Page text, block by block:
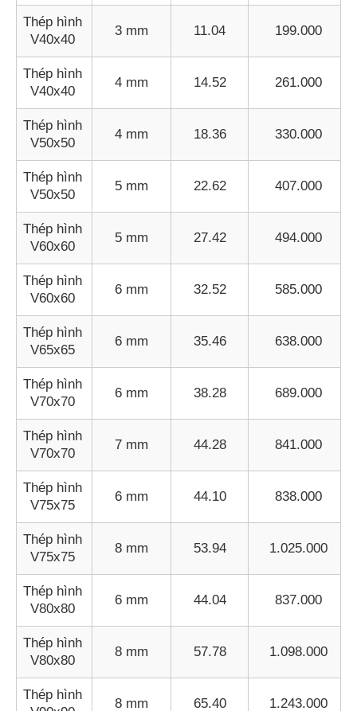
Thép hình
V40x40
3 mm 11.04 199.000
Thép hình
V40x40
4 mm 14.52 261.000
Thép hình
V50x50
4 mm 18.36 330.000
Thép hình
V50x50
5 mm 22.62 407.000
Thép hình
V60x60
5 mm 27.42 494.000
Thép hình
V60x60
6 mm 32.52 585.000
Thép hình
V65x65
6 mm 35.46 638.000
Thép hình
V70x70
6 mm 38.28 689.000
Thép hình
V70x70
7 mm 44.28 841.000
Thép hình
V75x75
6 mm 44.10 838.000
Thép hình
V75x75
8 mm 53.94 1.025.000
Thép hình
V80x80
6 mm 44.04 837.000
Thép hình
V80x80
8 mm 57.78 1.098.000
Thép hình
8 mm 65.40 1.243.000